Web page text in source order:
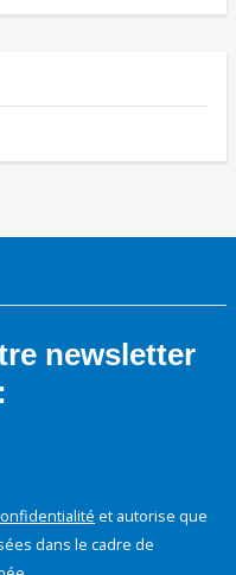
newsletter
et autorise que
dans le cadre de